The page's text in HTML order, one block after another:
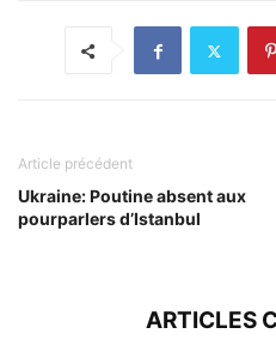
Article précédent
Ukraine: Poutine absent aux
pourparlers d’Istanbul
ARTICLES